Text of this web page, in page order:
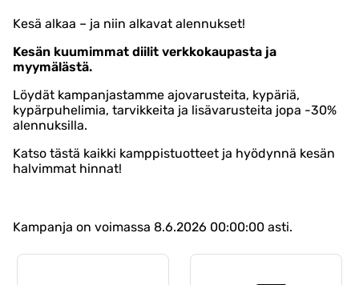
Kesä alkaa – ja niin alkavat alennukset!
Kesän kuumimmat diilit verkkokaupasta ja
myymälästä.
Löydät kampanjastamme ajovarusteita, kypäriä,
kypärpuhelimia, tarvikkeita ja lisävarusteita jopa -30%
alennuksilla.
Katso tästä kaikki kamppistuotteet ja hyödynnä kesän
halvimmat hinnat!
Kampanja on voimassa 8.6.2026 00:00:00 asti.